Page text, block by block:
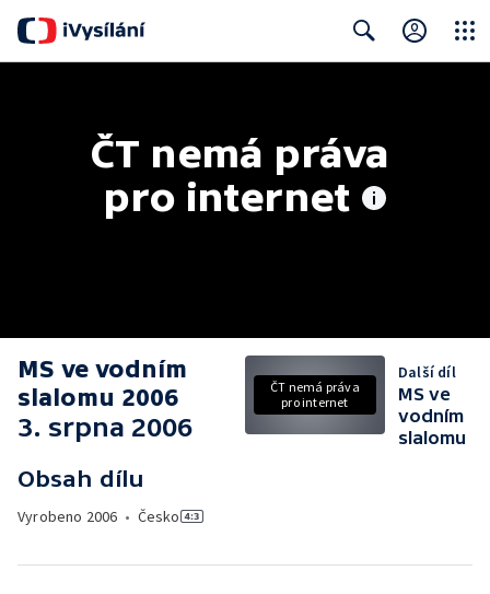
ČT nemá práva
pro internet
MS ve vodním
slalomu 2006
3. srpna 2006
Obsah dílu
Vyrobeno 2006 • Česko
ČT nemá práva
pro internet
Další díl
MS ve
vodním
slalomu